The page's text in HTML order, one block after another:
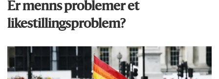
Er menns problemer et
likestillingsproblem?